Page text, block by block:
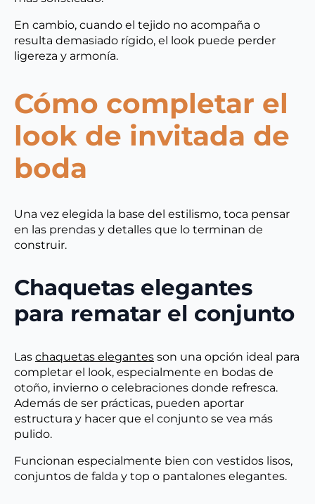
En cambio, cuando el tejido no acompaña o
resulta demasiado rígido, el look puede perder
ligereza y armonía.
Cómo completar el
look de invitada de
boda
Una vez elegida la base del estilismo, toca pensar
en las prendas y detalles que lo terminan de
construir.
Chaquetas elegantes
para rematar el conjunto
Las chaquetas elegantes son una opción ideal para
completar el look, especialmente en bodas de
otoño, invierno o celebraciones donde refresca.
Además de ser prácticas, pueden aportar
estructura y hacer que el conjunto se vea más
pulido.
Funcionan especialmente bien con vestidos lisos,
conjuntos de falda y top o pantalones elegantes.